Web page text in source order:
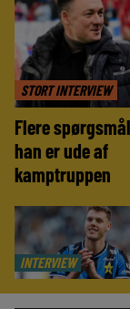
STORT INTERVIEW
Flere
han er ude af
kamptruppen
INTERVIEW